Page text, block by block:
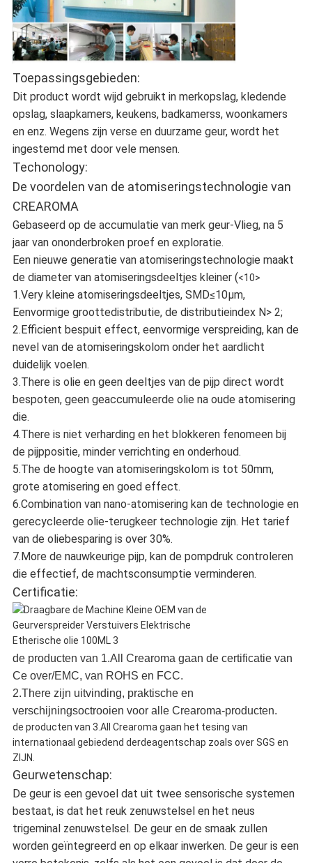
Toepassingsgebieden:
Dit product wordt wijd gebruikt in merkopslag, kledende
opslag, slaapkamers, keukens, badkamerss, woonkamers
en enz. Wegens zijn verse en duurzame geur, wordt het
ingestemd met door vele mensen.
Techonology:
De voordelen van de atomiseringstechnologie van
CREAROMA
Gebaseerd op de accumulatie van merk geur-Vlieg, na 5
jaar van ononderbroken proef en exploratie.
Een nieuwe generatie van atomiseringstechnologie maakt
de diameter van atomiseringsdeeltjes kleiner (<10>
1.Very kleine atomiseringsdeeltjes, SMD≤10μm,
Eenvormige groottedistributie, de distributieindex N> 2;
2.Efficient bespuit effect, eenvormige verspreiding, kan de
nevel van de atomiseringskolom onder het aardlicht
duidelijk voelen.
3.There is olie en geen deeltjes van de pijp direct wordt
bespoten, geen geaccumuleerde olie na oude atomisering
die.
4.There is niet verharding en het blokkeren fenomeen bij
de pijppositie, minder verrichting en onderhoud.
5.The de hoogte van atomiseringskolom is tot 50mm,
grote atomisering en goed effect.
6.Combination van nano-atomisering kan de technologie en
gerecycleerde olie-terugkeer technologie zijn. Het tarief
van de oliebesparing is over 30%.
7.More de nauwkeurige pijp, kan de pompdruk controleren
die effectief, de machtsconsumptie verminderen.
Certificatie:
de producten van 1.All Crearoma gaan de certificatie van
Ce over/EMC, van ROHS en FCC.
2.There zijn uitvinding, praktische en
verschijningsoctrooien voor alle Crearoma-producten.
de producten van 3.All Crearoma gaan het tesing van
internationaal gebiedend derdeagentschap zoals over SGS en
ZIJN.
Geurwetenschap:
De geur is een gevoel dat uit twee sensorische systemen
bestaat, is dat het reuk zenuwstelsel en het neus
trigeminal zenuwstelsel. De geur en de smaak zullen
worden geïntegreerd en op elkaar inwerken. De geur is een